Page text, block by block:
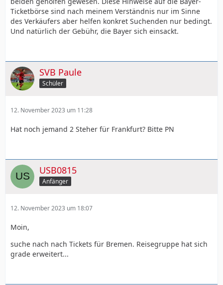
Ticketbörse sind nach meinem Verständnis nur im Sinne
des Verkäufers aber helfen konkret Suchenden nur bedingt.
Und natürlich der Gebühr, die Bayer sich einsackt.
SVB Paule
Schüler
12. November 2023 um 11:28
Hat noch jemand 2 Steher für Frankfurt? Bitte PN
USB0815
Anfänger
12. November 2023 um 18:07
Moin,
suche nach nach Tickets für Bremen. Reisegruppe hat sich
grade erweitert...